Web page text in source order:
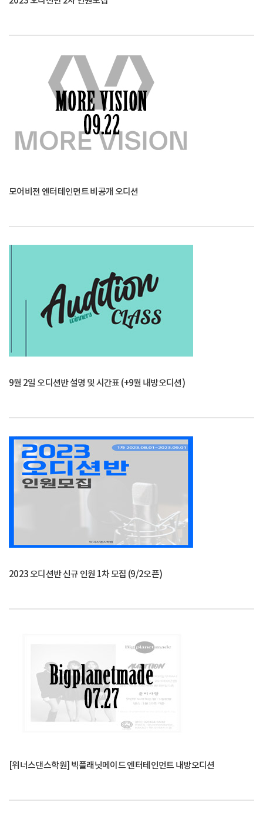
모어비전 엔터테인먼트 비공개 오디션
9월 2일 오디션반 설명 및 시간표 (+9월 내방오디션)
2023 오디션반 신규 인원 1차 모집 (9/2오픈)
[위너스댄스학원] 빅플래닛메이드 엔터테인먼트 내방오디션